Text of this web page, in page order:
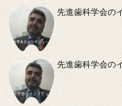
先進歯科学会の
先進歯科学会の